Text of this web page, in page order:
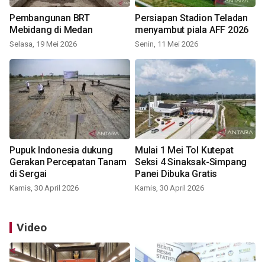
Pembangunan BRT
Mebidang di Medan
Selasa, 19 Mei 2026
Persiapan Stadion Teladan
menyambut piala AFF 2026
Senin, 11 Mei 2026
Pupuk Indonesia dukung
Gerakan Percepatan Tanam
di Sergai
Kamis, 30 April 2026
Mulai 1 Mei Tol Kutepat
Seksi 4 Sinaksak-Simpang
Panei Dibuka Gratis
Kamis, 30 April 2026
Video